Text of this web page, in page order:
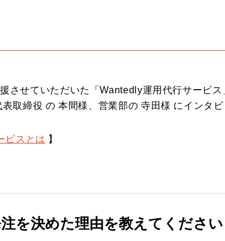
させていただいた「Wantedly運用代行サービス
取締役 の 本間様、営業部の 寺田様 にインタビ
ビスとは 】
を決めた理由を教えてください